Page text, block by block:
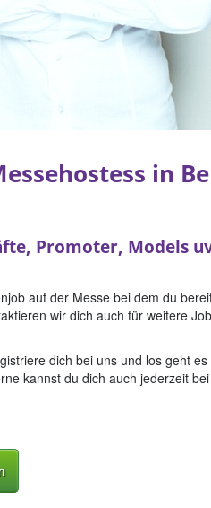
in
Promoter, Models
auf der Messe bei dem du
wir dich auch für weitere
dich bei uns und los geht
kannst du dich auch jederzeit